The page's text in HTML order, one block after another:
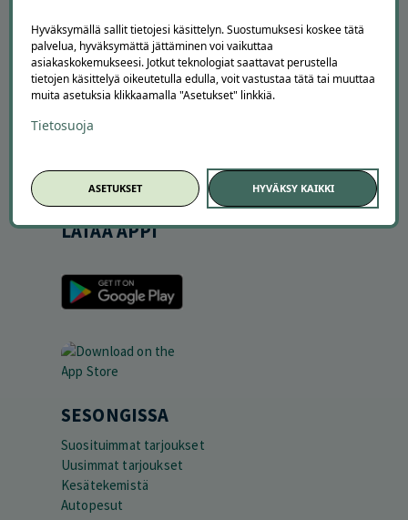
Tilaa uutiskirje
Avoimet työpaikat
Offerilla mediassa
Markkinoi Offerillassa
LATAA APPI
SESONGISSA
Suosituimmat tarjoukset
Uusimmat tarjoukset
Kesätekemistä
Autopesut
Hyväksymällä sallit tietojesi käsittelyn. Suostumuksesi koskee tätä
palvelua, hyväksymättä jättäminen voi vaikuttaa
asiakaskokemukseesi. Jotkut teknologiat saattavat perustella
tietojen käsittelyä oikeutetulla edulla, voit vastustaa tätä tai muuttaa
muita asetuksia klikkaamalla "Asetukset" linkkiä.
Tietosuoja
ASETUKSET HYVÄKSY KAIKKI